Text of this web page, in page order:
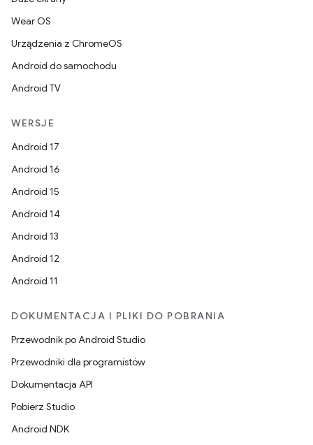
Wear OS
Urządzenia z ChromeOS
Android do samochodu
Android TV
WERSJE
Android 17
Android 16
Android 15
Android 14
Android 13
Android 12
Android 11
DOKUMENTACJA I PLIKI DO POBRANIA
Przewodnik po Android Studio
Przewodniki dla programistów
Dokumentacja API
Pobierz Studio
Android NDK